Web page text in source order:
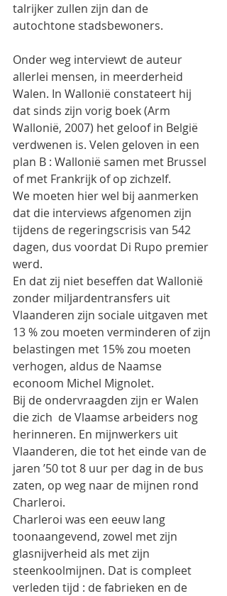
talrijker zullen zijn dan de
autochtone stadsbewoners.
Onder weg interviewt de auteur
allerlei mensen, in meerderheid
Walen. In Wallonië constateert hij
dat sinds zijn vorig boek (Arm
Wallonië, 2007) het geloof in België
verdwenen is. Velen geloven in een
plan B : Wallonië samen met Brussel
of met Frankrijk of op zichzelf.
We moeten hier wel bij aanmerken
dat die interviews afgenomen zijn
tijdens de regeringscrisis van 542
dagen, dus voordat Di Rupo premier
werd.
En dat zij niet beseffen dat Wallonië
zonder miljardentransfers uit
Vlaanderen zijn sociale uitgaven met
13 % zou moeten verminderen of zijn
belastingen met 15% zou moeten
verhogen, aldus de Naamse
econoom Michel Mignolet.
Bij de ondervraagden zijn er Walen
die zich  de Vlaamse arbeiders nog
herinneren. En mijnwerkers uit
Vlaanderen, die tot het einde van de
jaren ’50 tot 8 uur per dag in de bus
zaten, op weg naar de mijnen rond
Charleroi.
Charleroi was een eeuw lang
toonaangevend, zowel met zijn
glasnijverheid als met zijn
steenkoolmijnen. Dat is compleet
verleden tijd : de fabrieken en de